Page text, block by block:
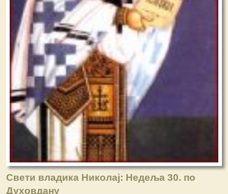
Свети владика Николај: Недеља 30. по
Духовдану